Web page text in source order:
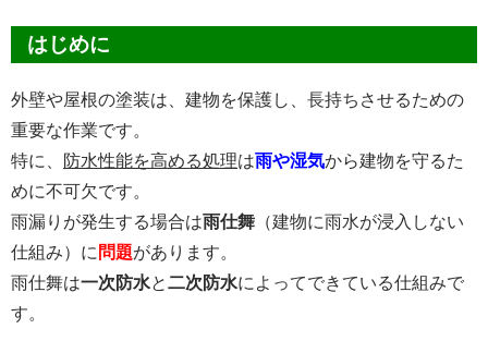
はじめに
外壁や屋根の塗装は、建物を保護し、 長持ち させるための
重要な作業です。
特に、
防水性能を高める処理は雨や湿気から建物を守るた
めに不可欠です。
雨漏りが発生する場合は雨仕舞 （建物に雨水が浸入しない
仕組み）に 問題があります。
雨仕舞は一次防水と二次防水によってできている仕組みで
す。